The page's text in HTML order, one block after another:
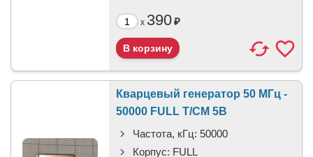
x 390₽
Кварцевый генератор 50 МГц -
50000 FULL T/CM 5В
Частота, кГц: 50000
Корпус: FULL